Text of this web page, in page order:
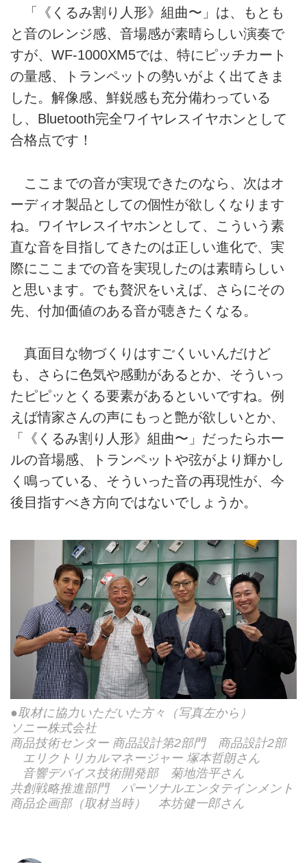
「《くるみ割り人形》組曲〜」は、もとも
と音のレンジ感、音場感が素晴らしい演奏で
すが、WF-1000XM5では、特にピッチカート
の量感、トランペットの勢いがよく出てきま
した。解像感、鮮鋭感も充分備わっている
し、Bluetooth完全ワイヤレスイヤホンとして
合格点です！
ここまでの音が実現できたのなら、次はオ
ーディオ製品としての個性が欲しくなります
ね。ワイヤレスイヤホンとして、こういう素
直な音を目指してきたのは正しい進化で、実
際にここまでの音を実現したのは素晴らしい
と思います。でも贅沢をいえば、さらにその
先、付加価値のある音が聴きたくなる。
真面目な物づくりはすごくいいんだけど
も、さらに色気や感動があるとか、そういっ
たピピッとくる要素があるといいですね。例
えば情家さんの声にもっと艶が欲しいとか、
「《くるみ割り人形》組曲〜」だったらホー
ルの音場感、トランペットや弦がより輝かし
く鳴っている、そういった音の再現性が、今
後目指すべき方向ではないでしょうか。
●取材に協力いただいた方々（写真左から）
ソニー株式会社
商品技術センター 商品設計第2部門 商品設計2部
エリクトリカルマネージャー 塚本哲朗さん
音響デバイス技術開発部 菊地浩平さん
共創戦略推進部門 パーソナルエンタテインメント
商品企画部（取材当時） 本坊健一郎さん